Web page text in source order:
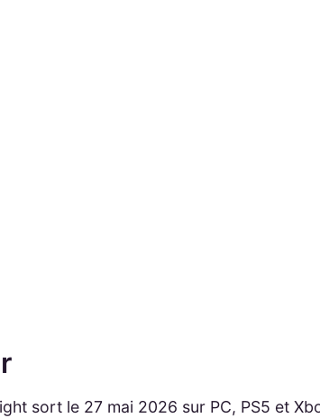
sort le 27 mai 2026 sur PC, PS5 et